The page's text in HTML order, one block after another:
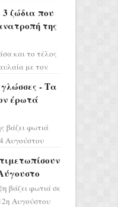
ζώδια που
της
και το τέλος
με τον
- Τα
έρωτά
βάζει φωτιά
Αυγούστου
πρ...
βάζει φωτιά σε
Αυγούστου